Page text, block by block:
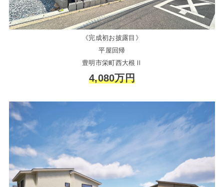
《完成初お披露目》
平屋回帰
豊明市栄町西大根Ⅱ
4,080万円